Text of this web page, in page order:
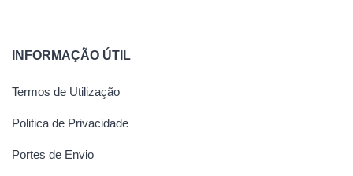
INFORMAÇÃO ÚTIL
Termos de Utilização
Politica de Privacidade
Portes de Envio